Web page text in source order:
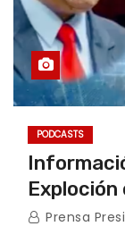
PODCASTS
Exploción
Prensa